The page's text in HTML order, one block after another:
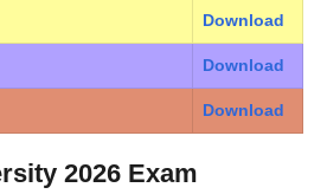
Download
Download
Download
2026 Exam